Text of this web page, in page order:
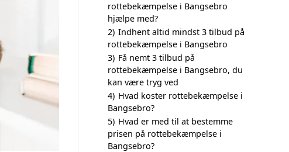
rottebekæmpelse i Bangsebro
hjælpe med?
2) Indhent altid mindst 3 tilbud på
rottebekæmpelse i Bangsebro
3) Få nemt 3 tilbud på
rottebekæmpelse i Bangsebro, du
kan være tryg ved
4) Hvad koster rottebekæmpelse i
Bangsebro?
5) Hvad er med til at bestemme
prisen på rottebekæmpelse i
Bangsebro?